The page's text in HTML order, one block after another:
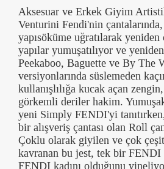
Aksesuar ve Erkek Giyim
Venturini Fendi'nin
yapısöküme uğratılarak yeniden
yapılar yumuşatılıyor ve yeniden
Peekaboo, Baguette ve By The
versiyonlarında süslemeden
kullanışlılığa kucak açan
görkemli deriler hakim.
yeni Simply FENDI'yi
bir alışveriş çantası olan Roll
Çoklu olarak giyilen ve çok
kavranan bu jest, tek bir FENDI
FENDI kadını olduğunu